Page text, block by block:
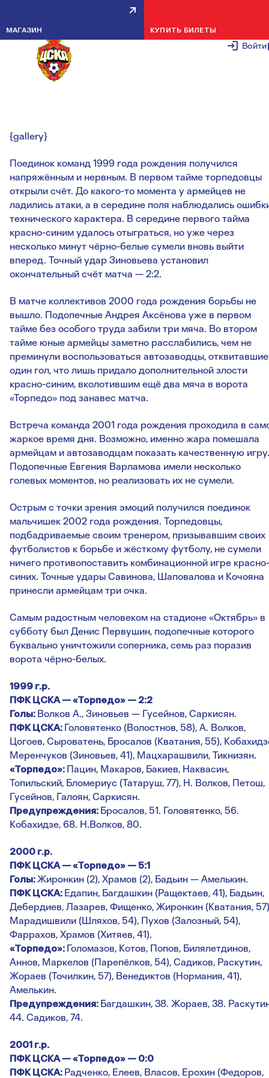
Войти
МАГАЗИН КУПИТЬ БИЛЕТЫ
ДЮСШ ПФК ЦСКА — ТОРПЕДО:
РЕЗУЛЬТАТЫ ЗАЧЁТНЫХ
ВОЗРАСТОВ
{gallery}
Поединок команд 1999 года рождения получился
напряжённым и нервным. В первом тайме торпедовцы
открыли счёт. До какого-то момента у армейцев не
ладились атаки, а в середине поля наблюдались
технического характера. В середине первого тайма
красно-синим удалось отыграться, но уже через
несколько минут чёрно-белые сумели вновь выйти
вперед. Точный удар Зиновьева установил
окончательный счёт матча — 2:2.
В матче коллективов 2000 года рождения борьбы не
вышло. Подопечные Андрея Аксёнова уже в первом
тайме без особого труда забили три мяча. Во втором
тайме юные армейцы заметно расслабились, чем не
преминули воспользоваться автозаводцы, отквитавшие
один гол, что лишь придало дополнительной злости
красно-синим, вколотившим ещё два мяча в ворота
«Торпедо» под занавес матча.
Встреча команда 2001 года рождения проходила в
жаркое время дня. Возможно, именно жара помешала
армейцам и автозаводцам показать качественную игру.
Подопечные Евгения Варламова имели несколько
голевых моментов, но реализовать их не сумели.
Острым с точки зрения эмоций получился поединок
мальчишек 2002 года рождения. Торпедовцы,
подбадриваемые своим тренером, призывавшим своих
футболистов к борьбе и жёсткому футболу, не сумели
ничего противопоставить комбинационной игре красно-
синих. Точные удары Савинова, Шаповалова и Кочояна
принесли армейцам три очка.
Самым радостным человеком на стадионе «Октябрь» в
субботу был Денис Первушин, подопечные которого
буквально уничтожили соперника, семь раз поразив
ворота чёрно-белых.
1999 г.р.
ПФК ЦСКА — «Торпедо» — 2:2
Голы: Волков А., Зиновьев — Гусейнов, Саркисян.
ПФК ЦСКА: Головятенко (Волостнов, 58), А. Волков,
Цогоев, Сыроватень, Бросалов (Кватания, 55),
Меренчуков (Зиновьев, 41), Мацхарашвили, Тикнизян.
«Торпедо»: Пацин, Макаров, Бакиев, Наквасин,
Топильский, Бломериус (Татаруш, 77), Н. Волков, Петош,
Гусейнов, Галоян, Саркисян.
Предупреждения: Бросалов, 51. Головятенко, 56.
Кобахидзе, 68. Н.Волков, 80.
2000 г.р.
ПФК ЦСКА — «Торпедо» — 5:1
Голы:Жиронкин (2), Храмов (2), Бадьин — Амелькин.
ПФК ЦСКА: Едапин, Багдашкин (Ращектаев, 41), Бадьин,
Дебердиев, Лазарев, Фищенко, Жиронкин (Кватания,
Марадишвили (Шляхов, 54), Пухов (Залозный, 54),
Фаррахов, Храмов (Хитяев, 41).
«Торпедо»: Голомазов, Котов, Попов, Билялетдинов,
Аннов, Маркелов (Парепёлков, 54), Садиков, Раскутин,
Жораев (Точилкин, 57), Венедиктов (Нормания, 41),
Амелькин.
Предупреждения: Багдашкин, 38. Жораев, 38.
44. Садиков, 74.
2001 г.р.
ПФК ЦСКА — «Торпедо» — 0:0
ПФК ЦСКА: Радченко, Елеев, Власов, Ерохин (Федоров,